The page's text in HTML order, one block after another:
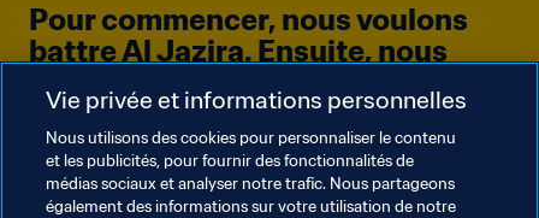
Pour commencer, nous voulons
battre Al Jazira. Ensuite, nous
essaierons d’aller au bout et de
remporter le titre.
Alvin Tehau (AS Pirae)
Vie privée et informations personnelles
Nous utilisons des cookies pour personnaliser le contenu
et les publicités, pour fournir des fonctionnalités de
médias sociaux et analyser notre trafic. Nous partageons
également des informations sur votre utilisation de notre